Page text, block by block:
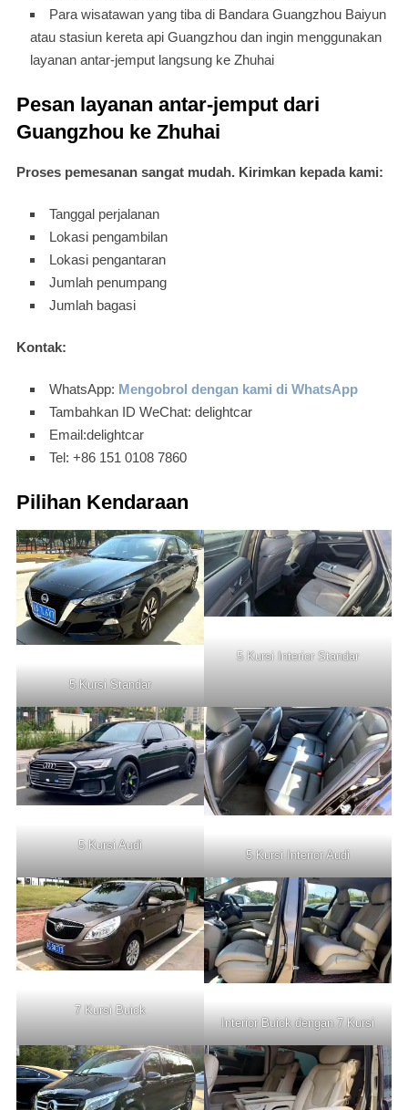
Para wisatawan yang tiba di Bandara Guangzhou Baiyun
atau stasiun kereta api Guangzhou dan ingin menggunakan
layanan antar-jemput langsung ke Zhuhai
Pesan layanan antar-jemput dari
Guangzhou ke Zhuhai
Proses pemesanan sangat mudah. Kirimkan kepada kami:
Tanggal perjalanan
Lokasi pengambilan
Lokasi pengantaran
Jumlah penumpang
Jumlah bagasi
Kontak:
WhatsApp: Mengobrol dengan kami di WhatsApp
Tambahkan ID WeChat: delightcar
Email:delightcar
Tel: +86 151 0108 7860
Pilihan Kendaraan
5 Kursi Standar
5 Kursi Interior Standar
5 Kursi Audi
5 Kursi Interior Audi
7 Kursi Buick
Interior Buick dengan 7 Kursi